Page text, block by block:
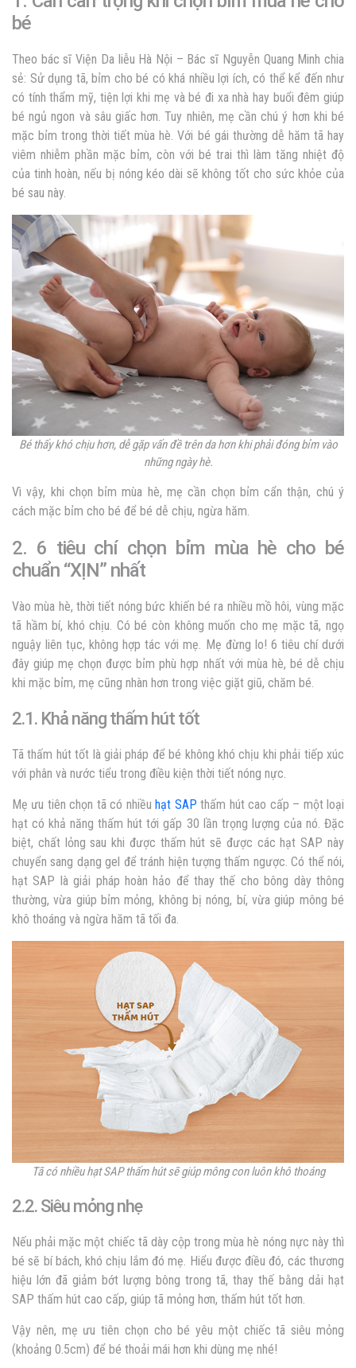
bé
Theo bác sĩ Viện Da liễu Hà Nội – Bác sĩ Nguyễn Quang Minh chia
sẻ: Sử dụng tã, bỉm cho bé có khá nhiều lợi ích, có thể kể đến như
có tính thẩm mỹ, tiện lợi khi mẹ và bé đi xa nhà hay buổi đêm giúp
bé ngủ ngon và sâu giấc hơn. Tuy nhiên, mẹ cần chú ý hơn khi bé
mặc bỉm trong thời tiết mùa hè. Với bé gái thường dễ hăm tã hay
viêm nhiễm phần mặc bỉm, còn với bé trai thì làm tăng nhiệt độ
của tinh hoàn, nếu bị nóng kéo dài sẽ không tốt cho sức khỏe của
bé sau này.
Bé thấy khó chịu hơn, dễ gặp vấn đề trên da hơn khi phải đóng bỉm vào
những ngày hè.
Vì vậy, khi chọn bỉm mùa hè, mẹ cần chọn bỉm cẩn thận, chú ý
cách mặc bỉm cho bé để bé dễ chịu, ngừa hăm.
2. 6 tiêu chí chọn bỉm mùa hè cho bé
chuẩn “XỊN” nhất
Vào mùa hè, thời tiết nóng bức khiến bé ra nhiều mồ hôi, vùng mặc
tã hầm bí, khó chịu. Có bé còn không muốn cho mẹ mặc tã, ngọ
nguậy liên tục, không hợp tác với mẹ. Mẹ đừng lo! 6 tiêu chí dưới
đây giúp mẹ chọn được bỉm phù hợp nhất với mùa hè, bé dễ chịu
khi mặc bỉm, mẹ cũng nhàn hơn trong việc giặt giũ, chăm bé.
2.1. Khả năng thấm hút tốt
Tã thấm hút tốt là giải pháp để bé không khó chịu khi phải tiếp xúc
với phân và nước tiểu trong điều kiện thời tiết nóng nực.
Mẹ ưu tiên chọn tã có nhiềuhạt SAP thấm hút cao cấp – một loại
hạt có khả năng thấm hút tới gấp 30 lần trọng lượng của nó. Đặc
biệt, chất lỏng sau khi được thấm hút sẽ được các hạt SAP này
chuyển sang dạng gel để tránh hiện tượng thấm ngược. Có thể nói,
hạt SAP là giải pháp hoàn hảo để thay thế cho bông dày thông
thường, vừa giúp bỉm mỏng, không bị nóng, bí, vừa giúp mông bé
khô thoáng và ngừa hăm tã tối đa.
Tã có nhiều hạt SAP thấm hút sẽ giúp mông con luôn khô thoáng
2.2. Siêu mỏng nhẹ
Nếu phải mặc một chiếc tã dày cộp trong mùa hè nóng nực này thì
bé sẽ bí bách, khó chịu lắm đó mẹ. Hiểu được điều đó, các thương
hiệu lớn đã giảm bớt lượng bông trong tã, thay thế bằng dải hạt
SAP thấm hút cao cấp, giúp tã mỏng hơn, thấm hút tốt hơn.
Vậy nên, mẹ ưu tiên chọn cho bé yêu một chiếc tã siêu mỏng
(khoảng 0.5cm) để bé thoải mái hơn khi dùng mẹ nhé!